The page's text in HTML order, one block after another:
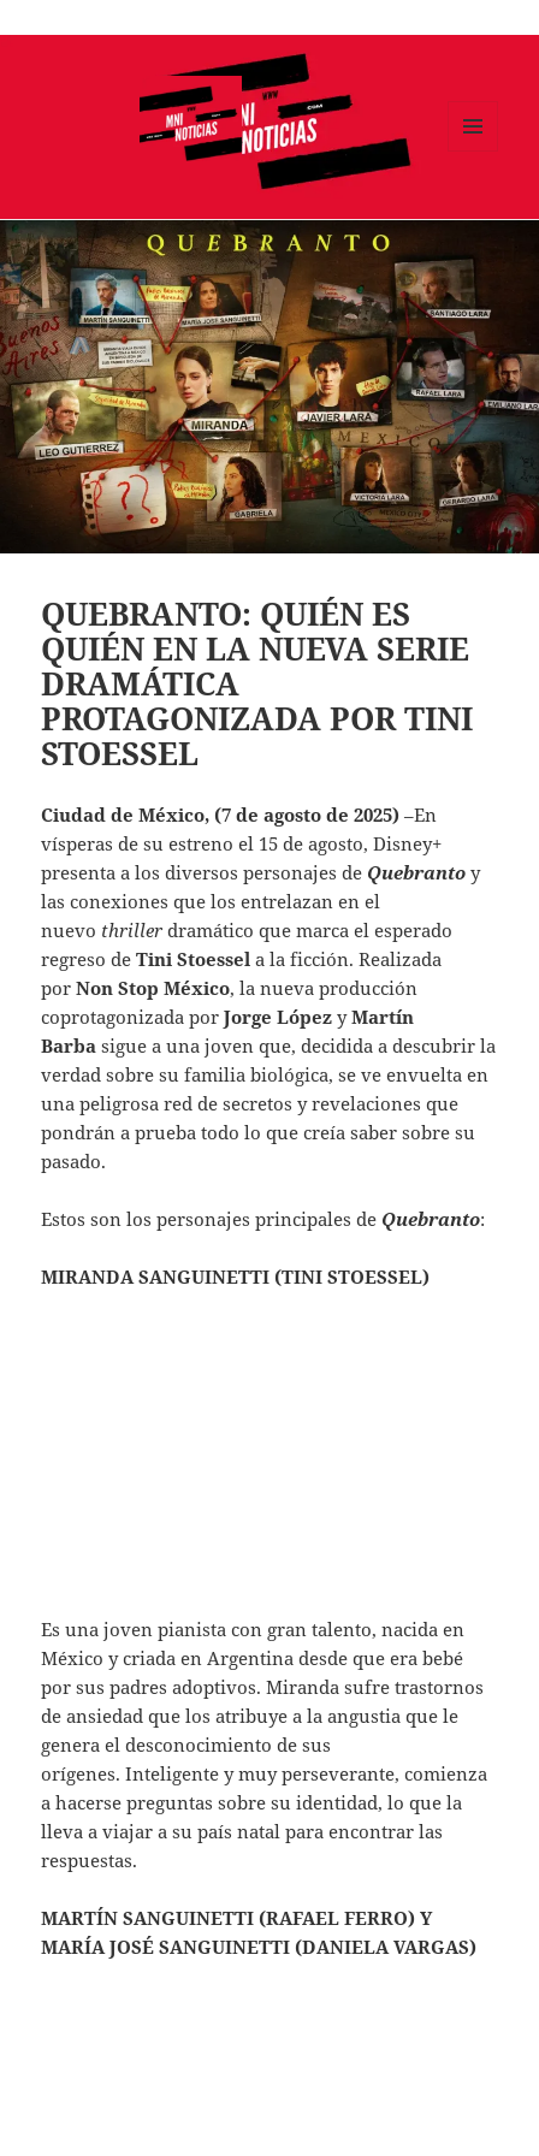
Ir
QUEBRANTO: QUIÉN ES
QUIÉN EN LA NUEVA SERIE
DRAMÁTICA
PROTAGONIZADA POR TINI
STOESSEL
Ciudad de México, (7 de agosto de 2025)–En
vísperas de su estreno el 15 de agosto, Disney+
presenta a los diversos personajes de Quebranto y
las conexiones que los entrelazan en el
nuevo thriller dramático que marca el esperado
regreso deTini Stoessel a la ficción. Realizada
porNon Stop México, la nueva producción
coprotagonizada porJorge LópezyMartín
Barba sigue a una joven que, decidida a descubrir la
verdad sobre su familia biológica, se ve envuelta en
una peligrosa red de secretos y revelaciones que
pondrán a prueba todo lo que creía saber sobre su
pasado.
Estos son los personajes principales de Quebranto:
MIRANDA SANGUINETTI (TINI STOESSEL)
Es una joven pianista con gran talento, nacida en
México y criada en Argentina desde que era bebé
por sus padres adoptivos. Miranda sufre trastornos
de ansiedad que los atribuye a la angustia que le
genera el desconocimiento de sus
orígenes. Inteligente y muy perseverante, comienza
a hacerse preguntas sobre su identidad, lo que la
lleva a viajar a su país natal para encontrar las
respuestas.
MARTÍN SANGUINETTI (RAFAEL FERRO) Y
MARÍA JOSÉ SANGUINETTI (DANIELA VARGAS)